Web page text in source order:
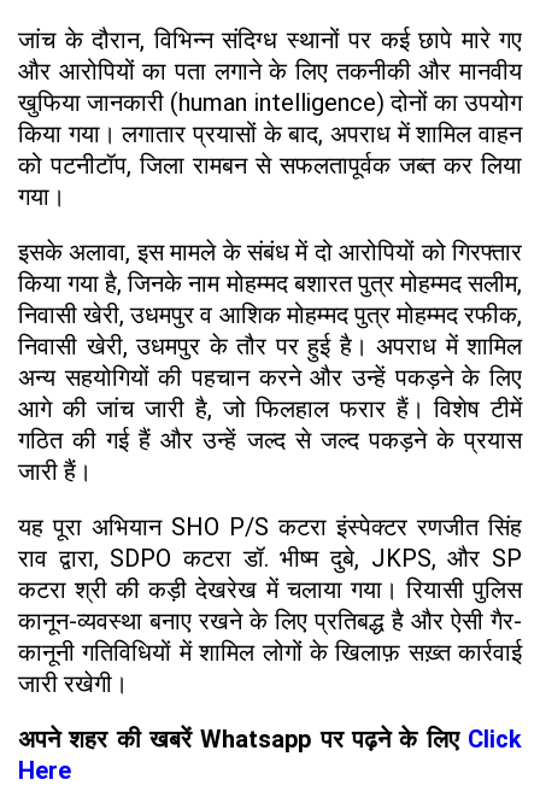
जांच के दौरान, विभिन्न संदिग्ध स्थानों पर कई छापे मारे गए
और आरोपियों का पता लगाने के लिए तकनीकी और मानवीय
खुफिया जानकारी (human intelligence) दोनों का उपयोग
किया गया। लगातार प्रयासों के बाद, अपराध में शामिल वाहन
को पटनीटॉप, जिला रामबन से सफलतापूर्वक जब्त कर लिया
गया।
इसके अलावा, इस मामले के संबंध में दो आरोपियों को गिरफ्तार
किया गया है, जिनके नाम मोहम्मद बशारत पुत्र मोहम्मद सलीम,
निवासी खेरी, उधमपुर व आशिक मोहम्मद पुत्र मोहम्मद रफीक,
निवासी खेरी, उधमपुर के तौर पर हुई है। अपराध में शामिल
अन्य सहयोगियों की पहचान करने और उन्हें पकड़ने के लिए
आगे की जांच जारी है, जो फिलहाल फरार हैं। विशेष टीमें
गठित की गई हैं और उन्हें जल्द से जल्द पकड़ने के प्रयास
जारी हैं।
यह पूरा अभियान SHO P/S कटरा इंस्पेक्टर रणजीत सिंह
राव द्वारा, SDPO कटरा डॉ. भीष्म दुबे, JKPS, और SP
कटरा श्री की कड़ी देखरेख में चलाया गया। रियासी पुलिस
कानून-व्यवस्था बनाए रखने के लिए प्रतिबद्ध है और ऐसी गैर-
कानूनी गतिविधियों में शामिल लोगों के खिलाफ़ सख़्त कार्रवाई
जारी रखेगी।
अपने शहर की खबरें Whatsapp पर पढ़ने के लिए Click
Here